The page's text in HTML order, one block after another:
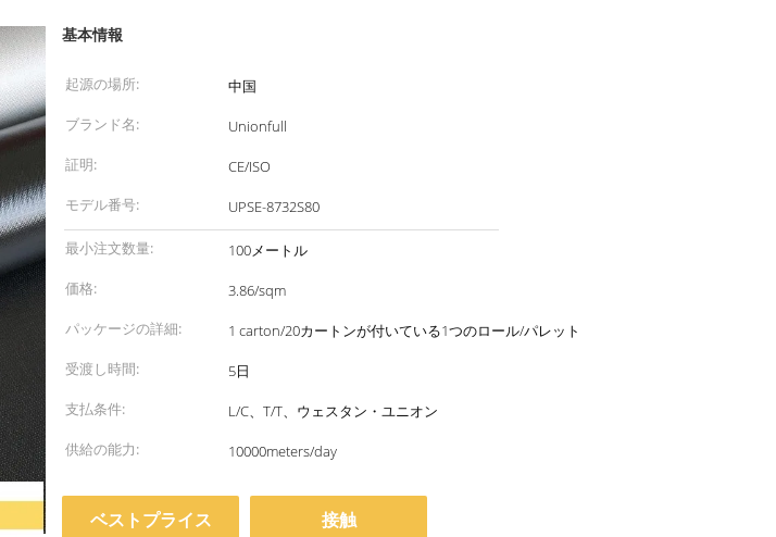
基本情報
起源の場所:
中国
ブランド名:
Unionfull
証明:
CE/ISO
モデル番号:
UPSE-8732S80
最小注文数量:
100メートル
価格:
3.86/sqm
パッケージの詳細:
1 carton/20カートンが付いている1つのロール/パレット
受渡し時間:
5日
支払条件:
L/C、T/T、ウェスタン・ユニオン
供給の能力:
10000meters/day
ベストプライス 接触